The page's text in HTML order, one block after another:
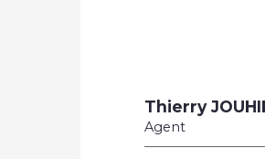
Thierry
Agent